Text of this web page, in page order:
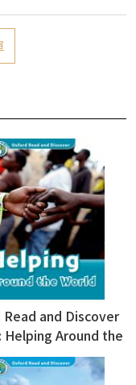
and Discover
Helping Around the
(with Audio
Access Code)